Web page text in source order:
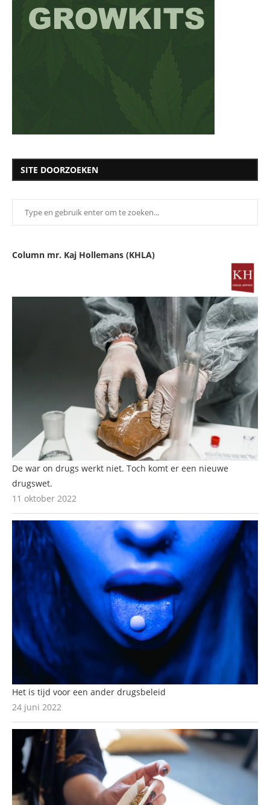
SITE DOORZOEKEN
Column mr. Kaj Hollemans (KHLA)
De war on drugs werkt niet. Toch komt er een nieuwe
drugswet.
11 oktober 2022
Het is tijd voor een ander drugsbeleid
24 juni 2022